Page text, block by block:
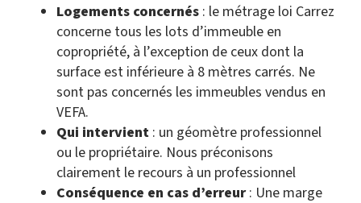
Logements concernés : le métrage loi Carrez
concerne tous les lots d’immeuble en
copropriété, à l’exception de ceux dont la
surface est inférieure à 8 mètres carrés. Ne
sont pas concernés les immeubles vendus en
VEFA.
Qui intervient : un géomètre professionnel
ou le propriétaire. Nous préconisons
clairement le recours à un professionnel
Conséquence en cas d’erreur: Une marge